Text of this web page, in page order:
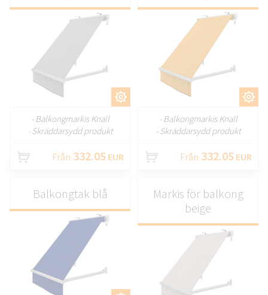
- Balkongmarkis Knall
- Skräddarsydd produkt
Från 332.05 EUR
- Balkongmarkis Knall
- Skräddarsydd produkt
Från 332.05 EUR
Balkongtak blå
Markis för balkong
beige